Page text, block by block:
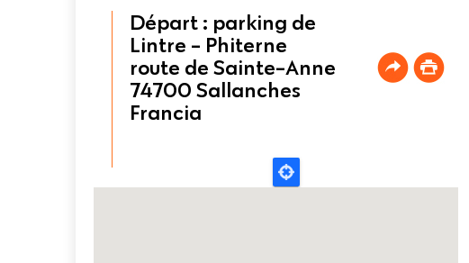
Départ : parking de
Lintre - Phiterne
route de Sainte-Anne
74700 Sallanches
Francia